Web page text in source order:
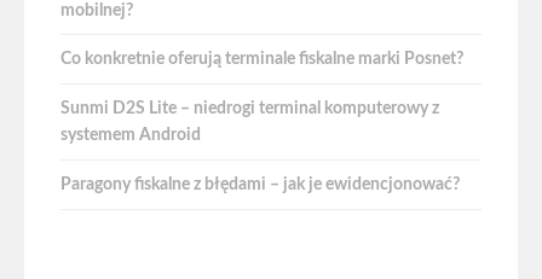
mobilnej?
Co konkretnie oferują terminale fiskalne marki Posnet?
Sunmi D2S Lite – niedrogi terminal komputerowy z
systemem Android
Paragony fiskalne z błędami – jak je ewidencjonować?